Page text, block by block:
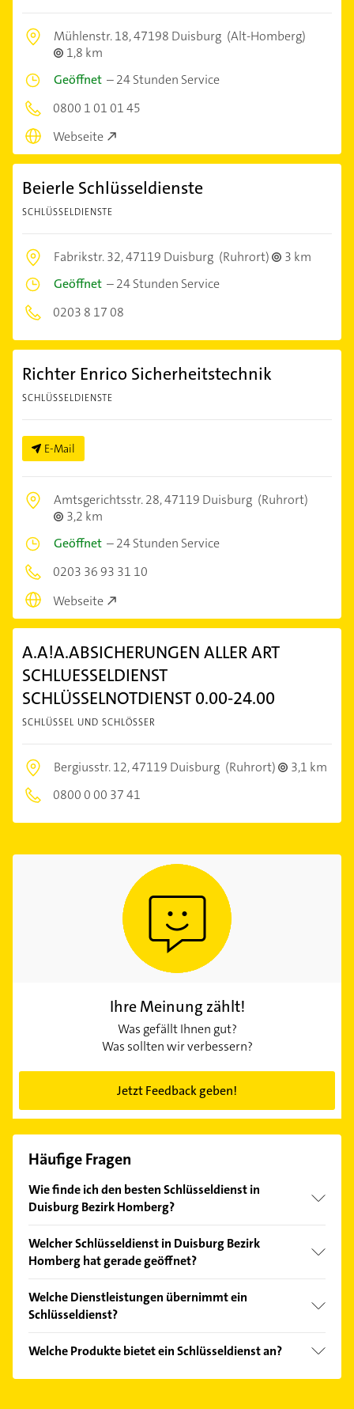
Mühlenstr. 18,47198 Duisburg (Alt-Homberg)
1,8 km
Geöffnet –24 Stunden Service
0800 1 01 01 45
Webseite
Beierle Schlüsseldienste
SCHLÜSSELDIENSTE
Fabrikstr. 32,47119 Duisburg (Ruhrort)
3 km
Geöffnet –24 Stunden Service
0203 8 17 08
Richter Enrico Sicherheitstechnik
SCHLÜSSELDIENSTE
E-Mail
Amtsgerichtsstr. 28,47119 Duisburg (Ruhrort)
3,2 km
Geöffnet –24 Stunden Service
0203 36 93 31 10
Webseite
A.A!A.ABSICHERUNGEN ALLER ART
SCHLUESSELDIENST
SCHLÜSSELNOTDIENST 0.00-24.00
SCHLÜSSEL UND SCHLÖSSER
Bergiusstr. 12,47119 Duisburg (Ruhrort)
3,1 km
0800 0 00 37 41
Ihre Meinung zählt!
Was gefällt Ihnen gut?
Was sollten wir verbessern?
Jetzt Feedback geben!
Häufige Fragen
Wie finde ich den besten Schlüsseldienst in
Duisburg Bezirk Homberg?
Kundenmeinungen und profitieren Sie von den
Empfehlungen. Die Suchergebnisse können Sie sich
Welcher Schlüsseldienst in Duisburg Bezirk
Homberg hat gerade geöffnet?
Bitte beachten Sie, dass diese an Sonn- und
Feiertagen abweichen können.
Welche Dienstleistungen übernimmt ein
Schlüsseldienst?
Aufsperrdienste und Türöffnungen.
Welche Produkte bietet ein Schlüsseldienst an?
Das Angebot umfasst unter anderem Schlüssel und